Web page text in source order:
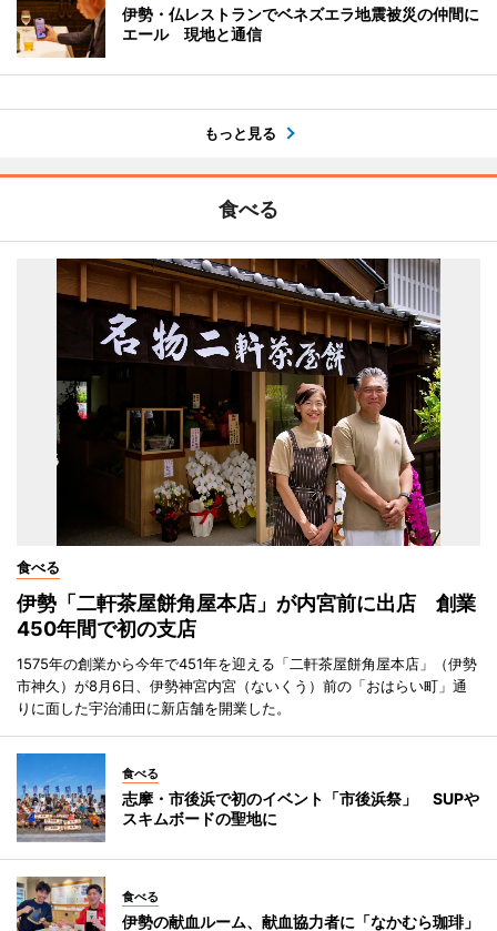
伊勢・仏レストランでベネズエラ地震被災の仲間に
エール 現地と通信
もっと見る
食べる
食べる
伊勢「二軒茶屋餅角屋本店」が内宮前に出店 創業
450年間で初の支店
1575年の創業から今年で451年を迎える「二軒茶屋餅角屋本店」（伊勢
市神久）が8月6日、伊勢神宮内宮（ないくう）前の「おはらい町」通
りに面した宇治浦田に新店舗を開業した。
食べる
志摩・市後浜で初のイベント「市後浜祭」 SUPや
スキムボードの聖地に
食べる
伊勢の献血ルーム、献血協力者に「なかむら珈琲」